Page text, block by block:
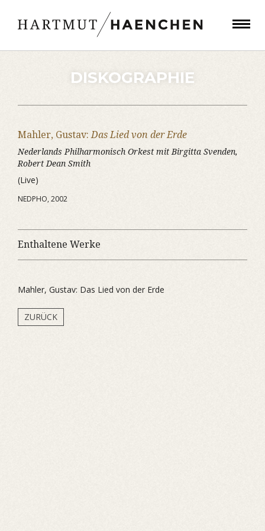
DISKOGRAPHIE
Mahler, Gustav:Das Lied von der Erde
Nederlands Philharmonisch Orkest mit Birgitta Svenden,
Robert Dean Smith
(Live)
NEDPHO, 2002
Enthaltene Werke
Mahler, Gustav: Das Lied von der Erde
ZURÜCK